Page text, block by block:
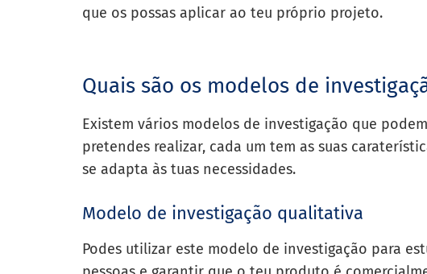
que os possas aplicar ao teu próprio projeto.
Quais são os modelos de
Existem vários modelos de investigação que
pretendes realizar, cada um tem as suas
se adapta às tuas necessidades.
Modelo de investigação qualitativa
Podes utilizar este modelo de investigação para